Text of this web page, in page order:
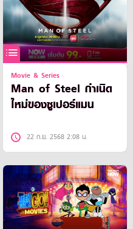
Movie & Series
Man of Steel กำเนิด
ใหม่ของซูเปอร์แมน
22 ก.ย. 2568 2:08 น.